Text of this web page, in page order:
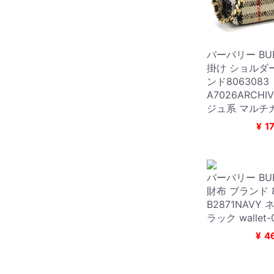
バーバリー
掛け ショルダ
ンド
ジュ系 マルチ
¥
バーバリー
財布 ブラン
B2871NAVY
ラック wallet-
¥